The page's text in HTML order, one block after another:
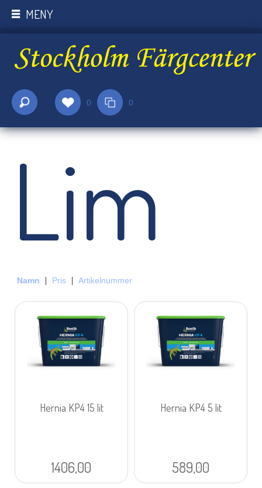
MENY
0 0
Lim
Namn Pris Artikelnummer
Hernia KP4 15 lit
1406,00
Hernia KP4 5 lit
589,00